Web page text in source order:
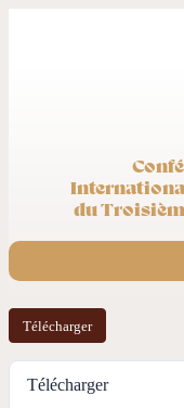
du
Télécharger
Télécharger